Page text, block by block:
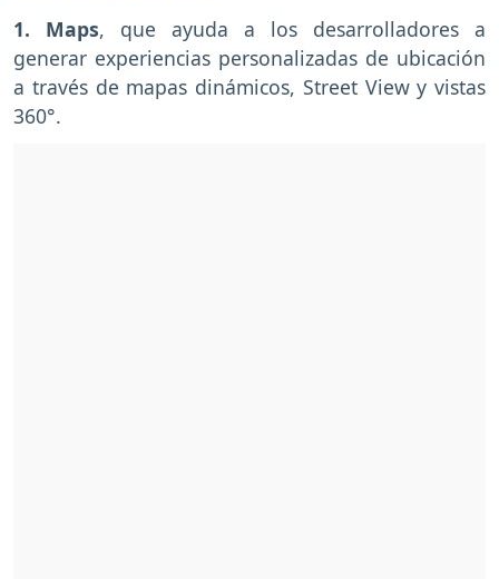
1. Maps, que ayuda a los desarrolladores a
generar experiencias personalizadas de ubicación
a través de mapas dinámicos, Street View y vistas
360°.